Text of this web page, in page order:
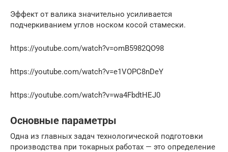
Эффект от валика значительно усиливается
подчеркиванием углов носком косой стамески.
https://youtube.com/watch?v=omB5982QO98
https://youtube.com/watch?v=e1VOPC8nDeY
https://youtube.com/watch?v=wa4FbdtHEJ0
Основные параметры
Одна из главных задач технологической подготовки
производства при токарных работах — это определение